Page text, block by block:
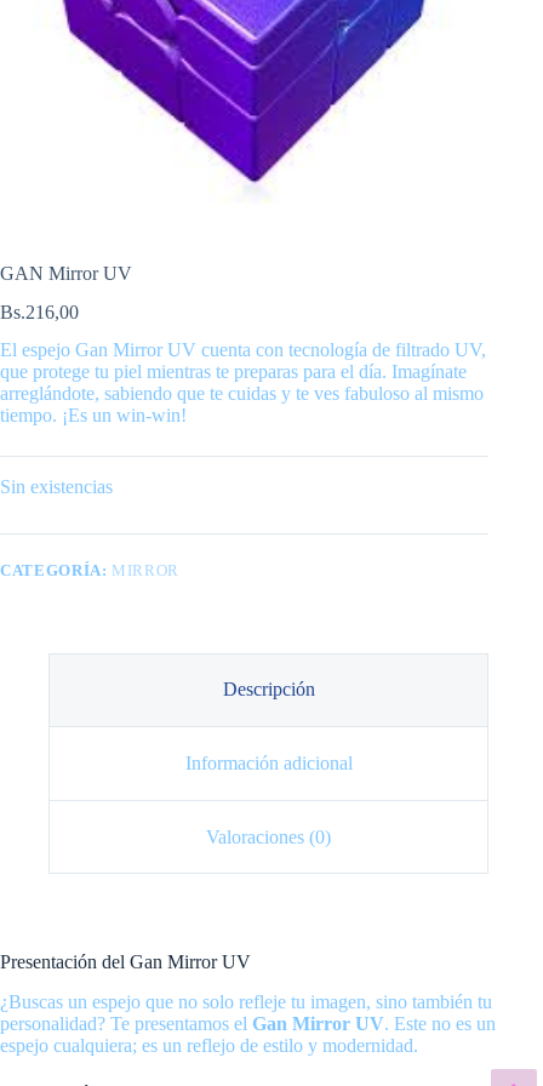
GAN Mirror UV
Bs.216,00
El espejo Gan Mirror UV cuenta con tecnología de filtrado UV,
que protege tu piel mientras te preparas para el día. Imagínate
arreglándote, sabiendo que te cuidas y te ves fabuloso al mismo
tiempo. ¡Es un win-win!
Sin existencias
CATEGORÍA: MIRROR
Descripción
Información adicional
Valoraciones (0)
Presentación del Gan Mirror UV
¿Buscas un espejo que no solo refleje tu imagen, sino también tu
personalidad? Te presentamos el Gan Mirror UV. Este no es un
espejo cualquiera; es un reflejo de estilo y modernidad.